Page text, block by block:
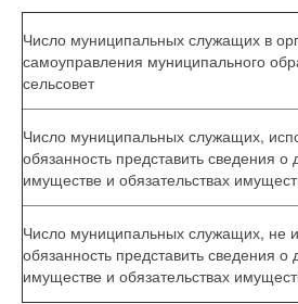
Число муниципальных служащих в
самоуправления муниципального
сельсовет
Число муниципальных служащих,
обязанность представить сведения
имуществе и обязательствах
Число муниципальных служащих, не
обязанность представить сведения
имуществе и обязательствах